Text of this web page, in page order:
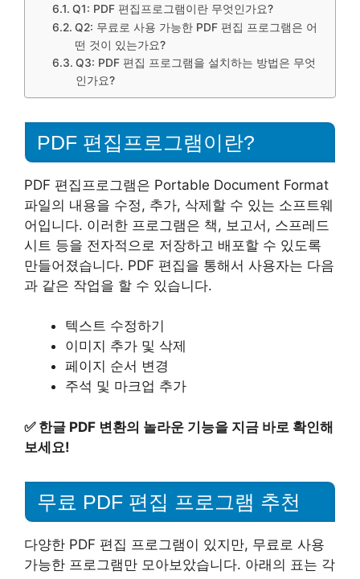
Q1: PDF 편집프로그램이란 무엇인가요?
Q2: 무료로 사용 가능한 PDF 편집 프로그램은 어
떤 것이 있는가요?
Q3: PDF 편집 프로그램을 설치하는 방법은 무엇
인가요?
PDF 편집프로그램이란?
PDF 편집프로그램은 Portable Document Format
파일의 내용을 수정, 추가, 삭제할 수 있는 소프트웨
어입니다. 이러한 프로그램은 책, 보고서, 스프레드
시트 등을 전자적으로 저장하고 배포할 수 있도록
만들어졌습니다. PDF 편집을 통해서 사용자는 다음
과 같은 작업을 할 수 있습니다.
텍스트 수정하기
이미지 추가 및 삭제
페이지 순서 변경
주석 및 마크업 추가
✅ 한글 PDF 변환의 놀라운 기능을 지금 바로 확인해
보세요!
무료 PDF 편집 프로그램 추천
다양한 PDF 편집 프로그램이 있지만, 무료로 사용
가능한 프로그램만 모아보았습니다. 아래의 표는 각